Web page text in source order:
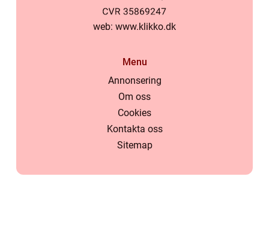
web: www.klikko.dk
Menu
Annonsering
Om oss
Cookies
Kontakta oss
Sitemap